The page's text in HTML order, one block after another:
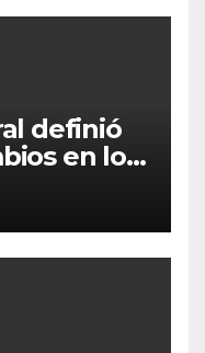
definió
en los
en La